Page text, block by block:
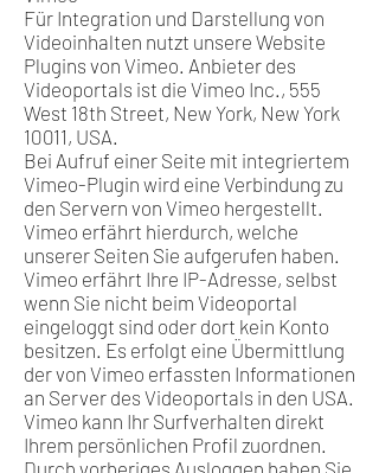
Für Integration und Darstellung von
Videoinhalten nutzt unsere Website
Plugins von Vimeo. Anbieter des
Videoportals ist die Vimeo Inc., 555
West 18th Street, New York, New York
10011, USA.
Bei Aufruf einer Seite mit integriertem
Vimeo-Plugin wird eine Verbindung zu
den Servern von Vimeo hergestellt.
Vimeo erfährt hierdurch, welche
unserer Seiten Sie aufgerufen haben.
Vimeo erfährt Ihre IP-Adresse, selbst
wenn Sie nicht beim Videoportal
eingeloggt sind oder dort kein Konto
besitzen. Es erfolgt eine Übermittlung
der von Vimeo erfassten Informationen
an Server des Videoportals in den USA.
Vimeo kann Ihr Surfverhalten direkt
Ihrem persönlichen Profil zuordnen.
Durch vorheriges Ausloggen haben Sie